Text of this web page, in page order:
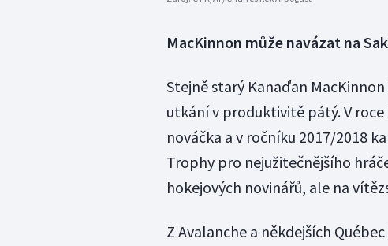
MacKinnon může navázat na
Stejně starý Kanaďan
utkání v produktivitě pátý. V
nováčka a v ročníku 2017/2018
Trophy pro nejužitečnějšího
hokejových novinářů, ale na
Z Avalanche a někdejších